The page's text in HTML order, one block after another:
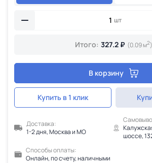
шт
Итого: 327.2 ₽ (0.09 м2)
В корзину
Купить в 1 клик
Доставка:
1-2 дня, Москва и МО
шоссе,
Способы оплаты:
Онлайн, по счету, наличными